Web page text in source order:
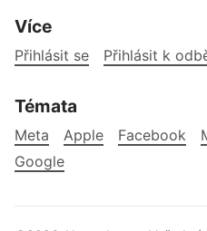
Více
Přihlásit se Přihlásit k
Témata
Meta Apple Facebook
Google